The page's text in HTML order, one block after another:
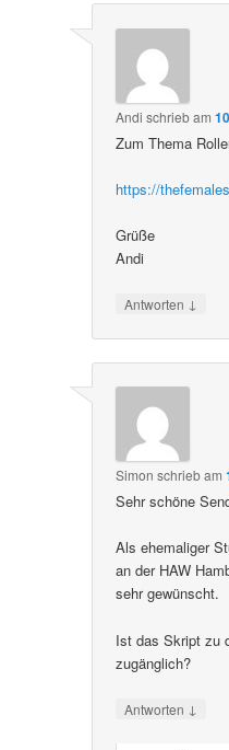
Andi schriebam
Zum Thema
https://
Grüße
Andi
Antworten ↓
Simon schriebam
Sehr schöne
Als ehemaliger
an der HAW
sehr gewünscht.
Ist das Skript zu
zugänglich?
Antworten ↓